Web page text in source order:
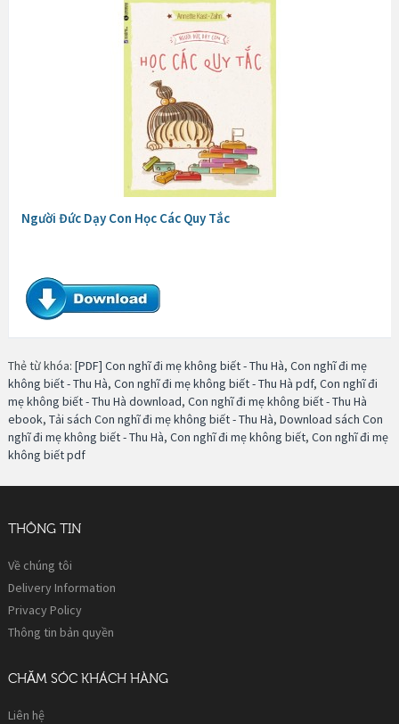
Người Đức Dạy Con Học Các Quy Tắc
Thẻ từ khóa: [PDF] Con nghĩ đi mẹ không biết - Thu Hà, Con nghĩ đi mẹ
không biết - Thu Hà, Con nghĩ đi mẹ không biết - Thu Hà pdf, Con nghĩ đi
mẹ không biết - Thu Hà download, Con nghĩ đi mẹ không biết - Thu Hà
ebook, Tải sách Con nghĩ đi mẹ không biết - Thu Hà, Download sách Con
nghĩ đi mẹ không biết - Thu Hà, Con nghĩ đi mẹ không biết, Con nghĩ đi mẹ
không biết pdf
THÔNG TIN
Về chúng tôi
Delivery Information
Privacy Policy
Thông tin bản quyền
CHĂM SÓC KHÁCH HÀNG
Liên hệ